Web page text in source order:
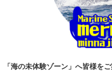
「海の未体験ゾーン」へ皆様をご